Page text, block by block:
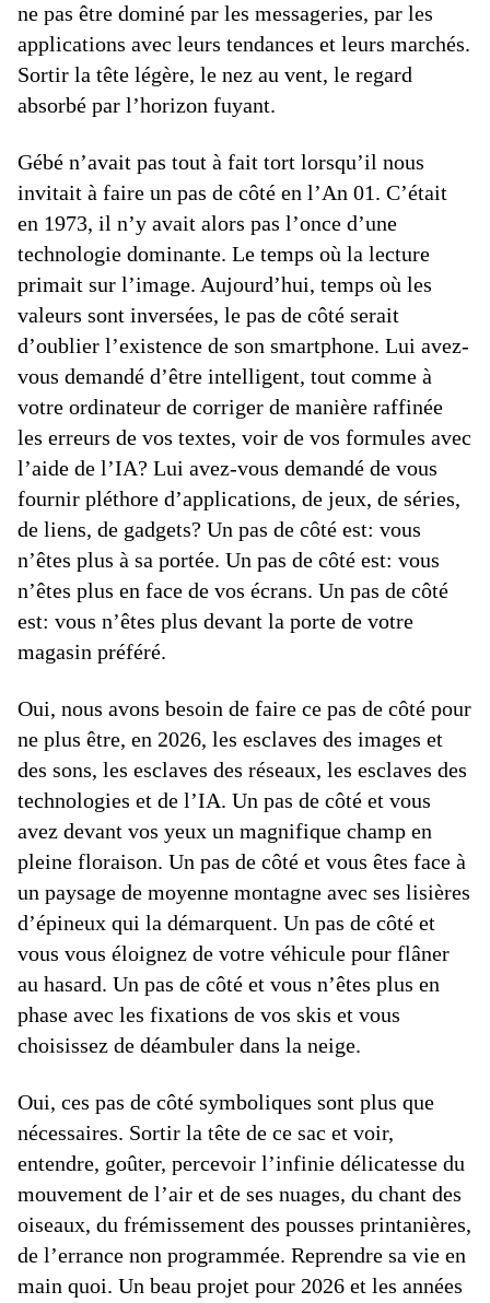
ne pas être dominé par les messageries, par les
applications avec leurs tendances et leurs marchés.
Sortir la tête légère, le nez au vent, le regard
absorbé par l’horizon fuyant.
Gébé n’avait pas tout à fait tort lorsqu’il nous
invitait à faire un pas de côté en l’An 01. C’était
en 1973, il n’y avait alors pas l’once d’une
technologie dominante. Le temps où la lecture
primait sur l’image. Aujourd’hui, temps où les
valeurs sont inversées, le pas de côté serait
d’oublier l’existence de son smartphone. Lui avez-
vous demandé d’être intelligent, tout comme à
votre ordinateur de corriger de manière raffinée
les erreurs de vos textes, voir de vos formules avec
l’aide de l’IA? Lui avez-vous demandé de vous
fournir pléthore d’applications, de jeux, de séries,
de liens, de gadgets? Un pas de côté est: vous
n’êtes plus à sa portée. Un pas de côté est: vous
n’êtes plus en face de vos écrans. Un pas de côté
est: vous n’êtes plus devant la porte de votre
magasin préféré.
Oui, nous avons besoin de faire ce pas de côté pour
ne plus être, en 2026, les esclaves des images et
des sons, les esclaves des réseaux, les esclaves des
technologies et de l’IA. Un pas de côté et vous
avez devant vos yeux un magnifique champ en
pleine floraison. Un pas de côté et vous êtes face à
un paysage de moyenne montagne avec ses lisières
d’épineux qui la démarquent. Un pas de côté et
vous vous éloignez de votre véhicule pour flâner
au hasard. Un pas de côté et vous n’êtes plus en
phase avec les fixations de vos skis et vous
choisissez de déambuler dans la neige.
Oui, ces pas de côté symboliques sont plus que
nécessaires. Sortir la tête de ce sac et voir,
entendre, goûter, percevoir l’infinie délicatesse du
mouvement de l’air et de ses nuages, du chant des
oiseaux, du frémissement des pousses printanières,
de l’errance non programmée. Reprendre sa vie en
main quoi. Un beau projet pour 2026 et les années